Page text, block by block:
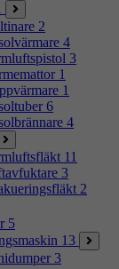
2
4
3
1
1
6
4
11
3
2
5
13
3